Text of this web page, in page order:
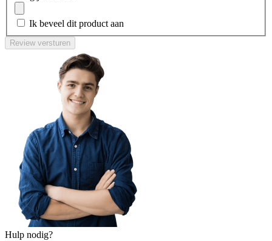
Ik beveel dit product aan
Review versturen
Hulp nodig?